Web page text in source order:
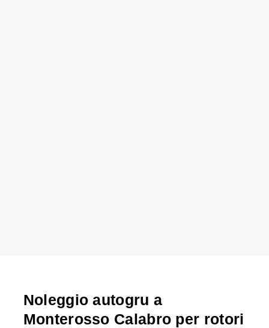
Noleggio autogru a
Monterosso Calabro per rotori